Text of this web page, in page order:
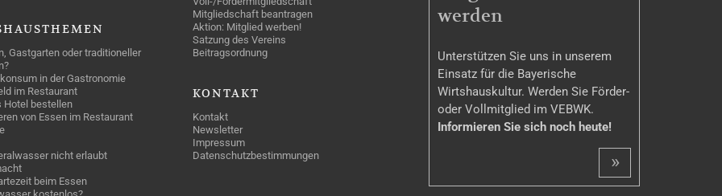
Gastgarten oder traditioneller
in der Gastronomie
im Restaurant
Hotel bestellen
von Essen im Restaurant
nicht erlaubt
beim Essen
Mitgliedschaft beantragen
Aktion: Mitglied werben!
Satzung des Vereins
Beitragsordnung
KONTAKT
Kontakt
Newsletter
Impressum
Datenschutzbestimmungen
werden
Unterstützen Sie uns in unserem
Einsatz für die Bayerische
Wirtshauskultur. Werden Sie Förder-
oder Vollmitglied im VEBWK.
Informieren Sie sich noch heute!
»